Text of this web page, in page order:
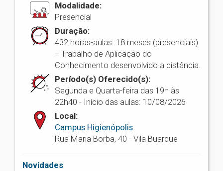
Modalidade:
Presencial
Duração:
432 horas-aulas: 18 meses (presenciais)
+ Trabalho de Aplicação do
Conhecimento desenvolvido a distância.
Período(s) Oferecido(s):
Segunda e Quarta-feira das 19h às
22h40 - Início das aulas: 10/08/2026
Local:
Campus Higienópolis
Rua Maria Borba, 40 - Vila Buarque
Novidades